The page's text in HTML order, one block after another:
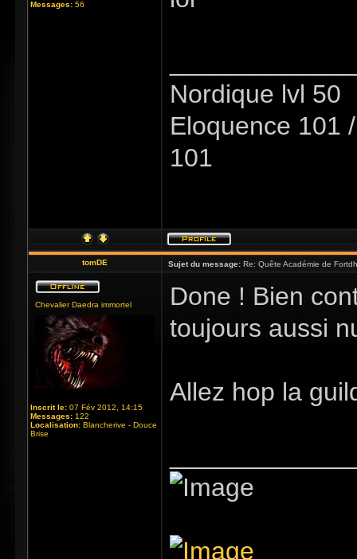
Messages: 56
Nordique lvl 50
Eloquence 101
101
tomDE Sujet du message: Re: Quête Académie de
Chevalier Daedra immortel
Inscrit le: 07 Fév 2012, 14:15
Messages: 122
Localisation: Blancherive - Douce
Brise
Done ! Bien
toujours aussi
Allez hop la